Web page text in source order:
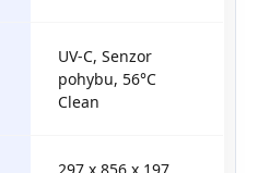
UV-C, Senzor
pohybu, 56°C
Clean